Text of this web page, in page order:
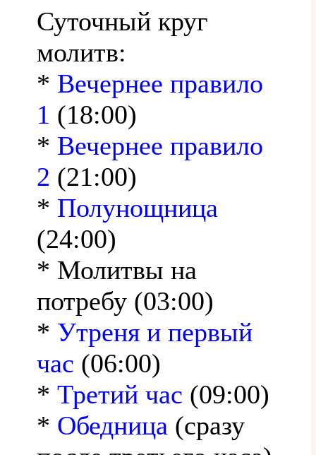
Суточный круг
молитв:
* Вечернее правило
1 (18:00)
* Вечернее правило
2 (21:00)
* Полунощница
(24:00)
* Молитвы на
потребу (03:00)
* Утреня и первый
час (06:00)
* Третий час (09:00)
* Обедница (сразу